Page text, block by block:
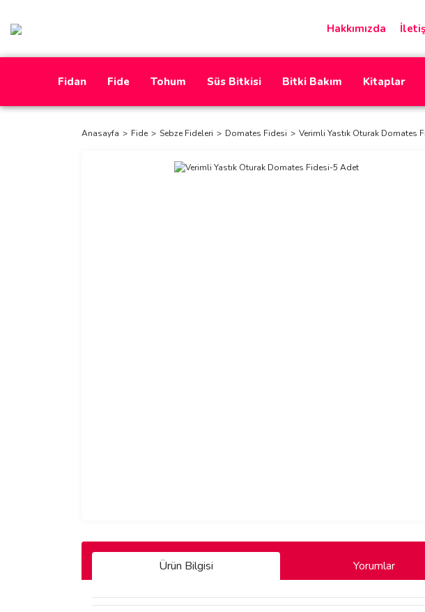
Hakkımızda
Fidan Fide Tohum Süs Bitkisi Bitki Bakım Kitaplar
Anasayfa Fide Sebze Fideleri Domates Fidesi Verimli Yastık Oturak Domates
Ürün Bilgisi Yorumlar